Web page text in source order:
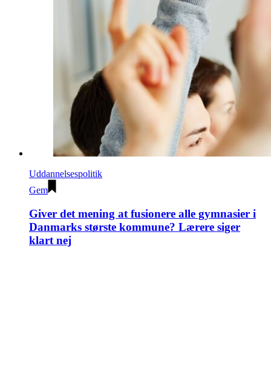
Uddannelsespolitik
Gem
Giver det mening at fusionere alle gymnasier i
Danmarks største kommune? Lærere siger
klart nej